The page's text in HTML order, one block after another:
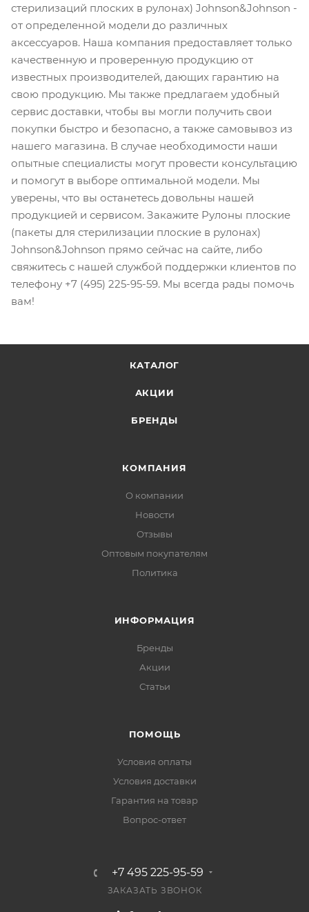
стерилизаций плоских в рулонах) Johnson&Johnson -
от определенной модели до различных
аксессуаров. Наша компания предоставляет только
качественную и проверенную продукцию от
известных производителей, дающих гарантию на
свою продукцию. Мы также предлагаем удобный
сервис доставки, чтобы вы могли получить свои
покупки быстро и безопасно, а также самовывоз из
нашего магазина. В случае необходимости наши
опытные специалисты могут провести консультацию
и помогут в выборе оптимальной модели. Мы
уверены, что вы останетесь довольны нашей
продукцией и сервисом. Закажите Рулоны плоские
(пакеты для стерилизации плоские в рулонах)
Johnson&Johnson прямо сейчас на сайте, либо
свяжитесь с нашей службой поддержки клиентов по
телефону +7 (495) 225-95-59. Мы всегда рады помочь
вам!
КАТАЛОГ
АКЦИИ
БРЕНДЫ
КОМПАНИЯ
О компании
Новости
Отзывы
Оптовым покупателям
Политика
ИНФОРМАЦИЯ
Бренды
Акции
Статьи
ПОМОЩЬ
Условия оплаты
Условия доставки
Гарантия на товар
Вопрос-ответ
+7 495 225-95-59
ЗАКАЗАТЬ ЗВОНОК